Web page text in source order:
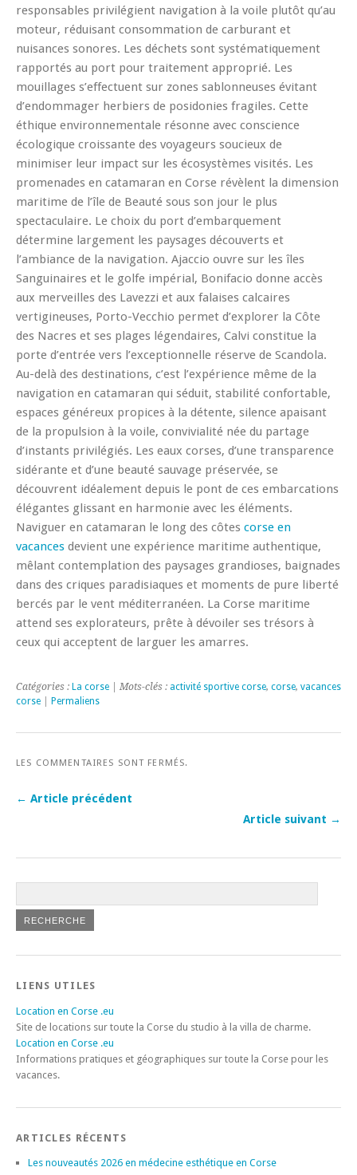
responsables privilégient navigation à la voile plutôt qu’au
moteur, réduisant consommation de carburant et
nuisances sonores. Les déchets sont systématiquement
rapportés au port pour traitement approprié. Les
mouillages s’effectuent sur zones sablonneuses évitant
d’endommager herbiers de posidonies fragiles. Cette
éthique environnementale résonne avec conscience
écologique croissante des voyageurs soucieux de
minimiser leur impact sur les écosystèmes visités. Les
promenades en catamaran en Corse révèlent la dimension
maritime de l’île de Beauté sous son jour le plus
spectaculaire. Le choix du port d’embarquement
détermine largement les paysages découverts et
l’ambiance de la navigation. Ajaccio ouvre sur les îles
Sanguinaires et le golfe impérial, Bonifacio donne accès
aux merveilles des Lavezzi et aux falaises calcaires
vertigineuses, Porto-Vecchio permet d’explorer la Côte
des Nacres et ses plages légendaires, Calvi constitue la
porte d’entrée vers l’exceptionnelle réserve de Scandola.
Au-delà des destinations, c’est l’expérience même de la
navigation en catamaran qui séduit, stabilité confortable,
espaces généreux propices à la détente, silence apaisant
de la propulsion à la voile, convivialité née du partage
d’instants privilégiés. Les eaux corses, d’une transparence
sidérante et d’une beauté sauvage préservée, se
découvrent idéalement depuis le pont de ces embarcations
élégantes glissant en harmonie avec les éléments.
Naviguer en catamaran le long des côtes corse en
vacances devient une expérience maritime authentique,
mêlant contemplation des paysages grandioses, baignades
dans des criques paradisiaques et moments de pure liberté
bercés par le vent méditerranéen. La Corse maritime
attend ses explorateurs, prête à dévoiler ses trésors à
ceux qui acceptent de larguer les amarres.
Catégories : La corse | Mots-clés : activité sportive corse, corse, vacances
corse
Permaliens
LES COMMENTAIRES SONT FERMÉS.
← Article précédent
Article suivant →
LIENS UTILES
Location en Corse .eu
Site de locations sur toute la Corse du studio à la villa de charme.
Location en Corse .eu
Informations pratiques et géographiques sur toute la Corse pour les
vacances.
ARTICLES RÉCENTS
Les nouveautés 2026 en médecine esthétique en Corse